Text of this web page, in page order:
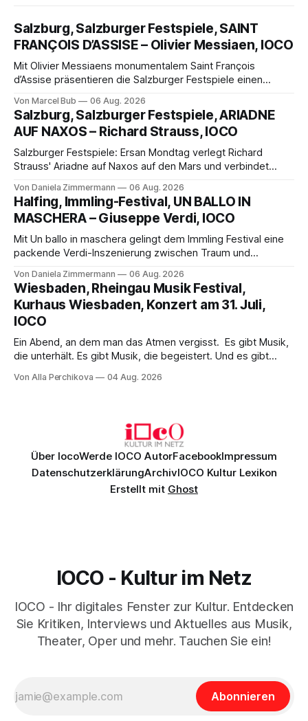
Salzburg, Salzburger Festspiele, SAINT
FRANÇOIS D’ASSISE – Olivier Messiaen, IOCO
Mit Olivier Messiaens monumentalem Saint François
d’Assise präsentieren die Salzburger Festspiele einen
eine bildgewaltige Inszenierung, Maxime Pascal entfaltet
die komplexe Partitur eindrucksvoll, Philippe Sly berührt als
Franziskus.
Von Marcel Bub 06 Aug. 2026
Salzburg, Salzburger Festspiele, ARIADNE
AUF NAXOS – Richard Strauss, IOCO
Salzburger Festspiele: Ersan Mondtag verlegt Richard
Strauss' Ariadne auf Naxos auf den Mars und verbindet
Aufführung mit starken Solisten und den Wiener
Philharmonikern, szenisch bleibt der zweite Akt jedoch
hinter den Erwartungen zurück.
Von Daniela Zimmermann 06 Aug. 2026
Halfing, Immling-Festival, UN BALLO IN
MASCHERA – Giuseppe Verdi, IOCO
Mit Un ballo in maschera gelingt dem Immling Festival eine
packende Verdi-Inszenierung zwischen Traum und
psychologische Tiefe mit starken Bildern, getragen von
einem spielfreudigen Ensemble und einer musikalisch
überzeugenden Gesamtleistung.
Von Daniela Zimmermann 06 Aug. 2026
Wiesbaden, Rheingau Musik Festival,
Kurhaus Wiesbaden, Konzert am 31. Juli,
IOCO
Ein Abend, an dem man das Atmen vergisst. Es gibt Musik,
die unterhält. Es gibt Musik, die begeistert. Und es gibt
Genau so war der Abend im Kurhaus Wiesbaden, an dem
Von Alla Perchikova 04 Aug. 2026
Über IocoWerde IOCO AutorFacebookImpressum
DatenschutzerklärungArchivIOCO Kultur Lexikon
Erstellt mit Ghost
IOCO - Kultur im Netz
IOCO - Ihr digitales Fenster zur Kultur. Entdecken
Sie Kritiken, Interviews und Aktuelles aus Musik,
Theater, Oper und mehr. Tauchen Sie ein!
Abonnieren